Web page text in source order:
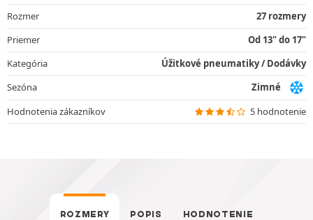
Rozmer
27 rozmery
Priemer
Od 13" do 17"
Kategória
Úžitkové pneumatiky / Dodávky
Sezóna
Zimné
Hodnotenia zákazníkov
5 hodnotenie
ROZMERY POPIS HODNOTENIE